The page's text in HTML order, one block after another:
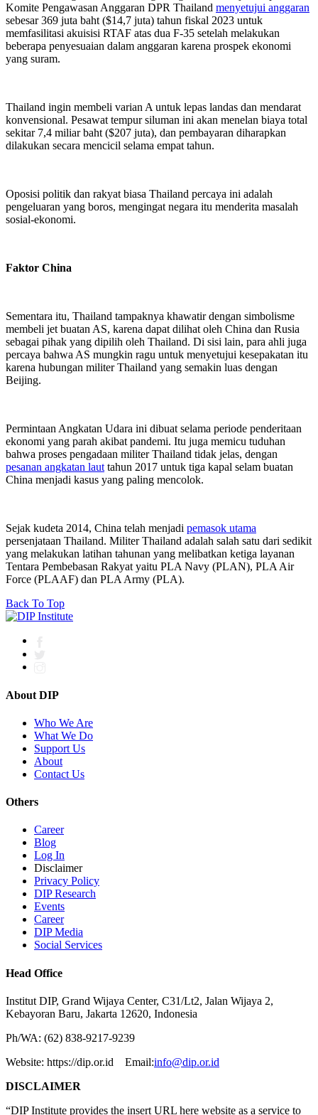
Komite Pengawasan Anggaran DPR Thailand menyetujui anggaran
sebesar 369 juta baht ($14,7 juta) tahun fiskal 2023 untuk
memfasilitasi akuisisi RTAF atas dua F-35 setelah melakukan
beberapa penyesuaian dalam anggaran karena prospek ekonomi
yang suram.
Thailand ingin membeli varian A untuk lepas landas dan mendarat
konvensional. Pesawat tempur siluman ini akan menelan biaya total
sekitar 7,4 miliar baht ($207 juta), dan pembayaran diharapkan
dilakukan secara mencicil selama empat tahun.
Oposisi politik dan rakyat biasa Thailand percaya ini adalah
pengeluaran yang boros, mengingat negara itu menderita masalah
sosial-ekonomi.
Faktor China
Sementara itu, Thailand tampaknya khawatir dengan simbolisme
membeli jet buatan AS, karena dapat dilihat oleh China dan Rusia
sebagai pihak yang dipilih oleh Thailand. Di sisi lain, para ahli juga
percaya bahwa AS mungkin ragu untuk menyetujui kesepakatan itu
karena hubungan militer Thailand yang semakin luas dengan
Beijing.
Permintaan Angkatan Udara ini dibuat selama periode penderitaan
ekonomi yang parah akibat pandemi. Itu juga memicu tuduhan
bahwa proses pengadaan militer Thailand tidak jelas, dengan
pesanan angkatan laut tahun 2017 untuk tiga kapal selam buatan
China menjadi kasus yang paling mencolok.
Sejak kudeta 2014, China telah menjadi pemasok utama
persenjataan Thailand. Militer Thailand adalah salah satu dari sedikit
yang melakukan latihan tahunan yang melibatkan ketiga layanan
Tentara Pembebasan Rakyat yaitu PLA Navy (PLAN), PLA Air
Force (PLAAF) dan PLA Army (PLA).
Back To Top
About DIP
Who We Are
What We Do
Support Us
About
Contact Us
Others
Career
Blog
Log In
Disclaimer
Privacy Policy
DIP Research
Events
Career
DIP Media
Social Services
Head Office
Institut DIP, Grand Wijaya Center, C31/Lt2, Jalan Wijaya 2,
Kebayoran Baru, Jakarta 12620, Indonesia
Ph/WA: (62) 838-9217-9239
Website: https://dip.or.id Email:info@dip.or.id
DISCLAIMER
“DIP Institute provides the insert URL here website as a service to